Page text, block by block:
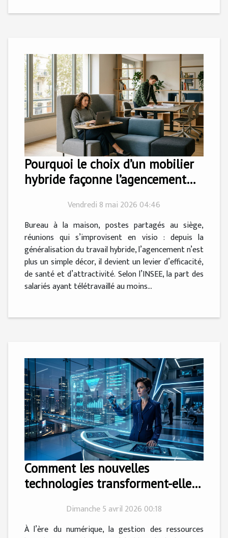
Pourquoi le choix d’un mobilier
hybride façonne l’agencement
Vendredi 8 mai 2026 04:46
Bureau à la maison, postes partagés au siège,
réunions qui s’improvisent en visio : depuis la
généralisation du travail hybride, l’agencement n’est
plus un simple décor, il devient un levier d’efficacité,
de santé et d’attractivité. Selon l’INSEE, la part des
salariés ayant télétravaillé au moins...
Comment les nouvelles
technologies transforment-elles
humaines ?Dimanche 5 avril 2026 00:18
À l’ère du numérique, la gestion des ressources